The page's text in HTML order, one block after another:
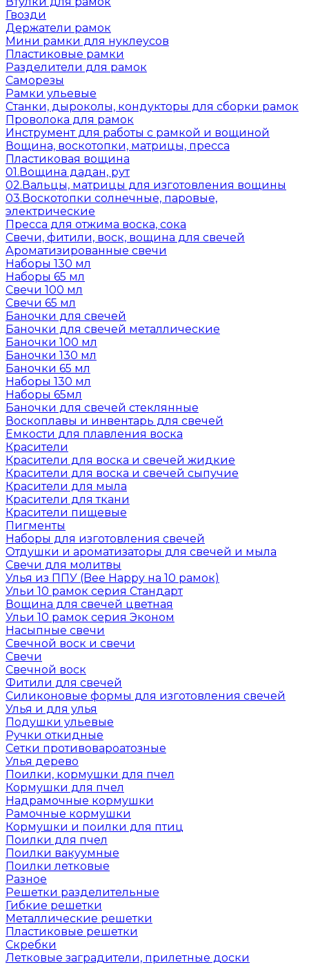
Гвозди
Держатели рамок
Мини рамки для нуклеусов
Пластиковые рамки
Разделители для рамок
Саморезы
Рамки ульевые
Станки, дыроколы, кондукторы для сборки рамок
Проволока для рамок
Инструмент для работы с рамкой и вощиной
Вощина, воскотопки, матрицы, пресса
Пластиковая вощина
01.Вощина дадан, рут
02.Вальцы, матрицы для изготовления вощины
03.Воскотопки солнечные, паровые,
электрические
Пресса для отжима воска, сока
Свечи, фитили, воск, вощина для свечей
Ароматизированные свечи
Наборы 130 мл
Наборы 65 мл
Свечи 100 мл
Свечи 65 мл
Баночки для свечей
Баночки для свечей металлические
Баночки 100 мл
Баночки 130 мл
Баночки 65 мл
Наборы 130 мл
Наборы 65мл
Баночки для свечей стеклянные
Воскоплавы и инвентарь для свечей
Емкости для плавления воска
Красители
Красители для воска и свечей жидкие
Красители для воска и свечей сыпучие
Красители для мыла
Красители для ткани
Красители пищевые
Пигменты
Наборы для изготовления свечей
Отдушки и ароматизаторы для свечей и мыла
Свечи для молитвы
Улья из ППУ (Bee Happy на 10 рамок)
Ульи 10 рамок серия Стандарт
Вощина для свечей цветная
Ульи 10 рамок серия Эконом
Насыпные свечи
Свечной воск и свечи
Свечи
Свечной воск
Фитили для свечей
Силиконовые формы для изготовления свечей
Улья и для улья
Подушки ульевые
Ручки откидные
Сетки противовароатозные
Улья дерево
Поилки, кормушки для пчел
Кормушки для пчел
Надрамочные кормушки
Рамочные кормушки
Кормушки и поилки для птиц
Поилки для пчел
Поилки вакуумные
Поилки летковые
Разное
Решетки разделительные
Гибкие решетки
Металлические решетки
Пластиковые решетки
Скребки
Летковые заградители, прилетные доски